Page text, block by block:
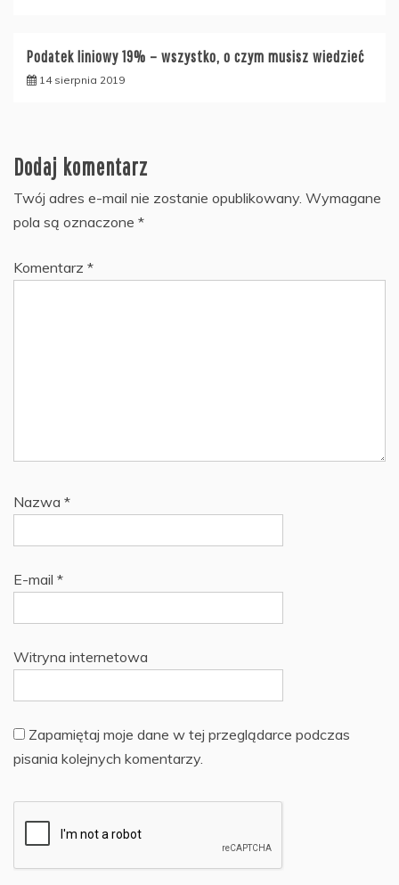
Podatek liniowy 19% – wszystko, o czym musisz wiedzieć
14 sierpnia 2019
Dodaj komentarz
Twój adres e-mail nie zostanie opublikowany. Wymagane
pola są oznaczone *
Komentarz *
Nazwa *
E-mail *
Witryna internetowa
Zapamiętaj moje dane w tej przeglądarce podczas
pisania kolejnych komentarzy.